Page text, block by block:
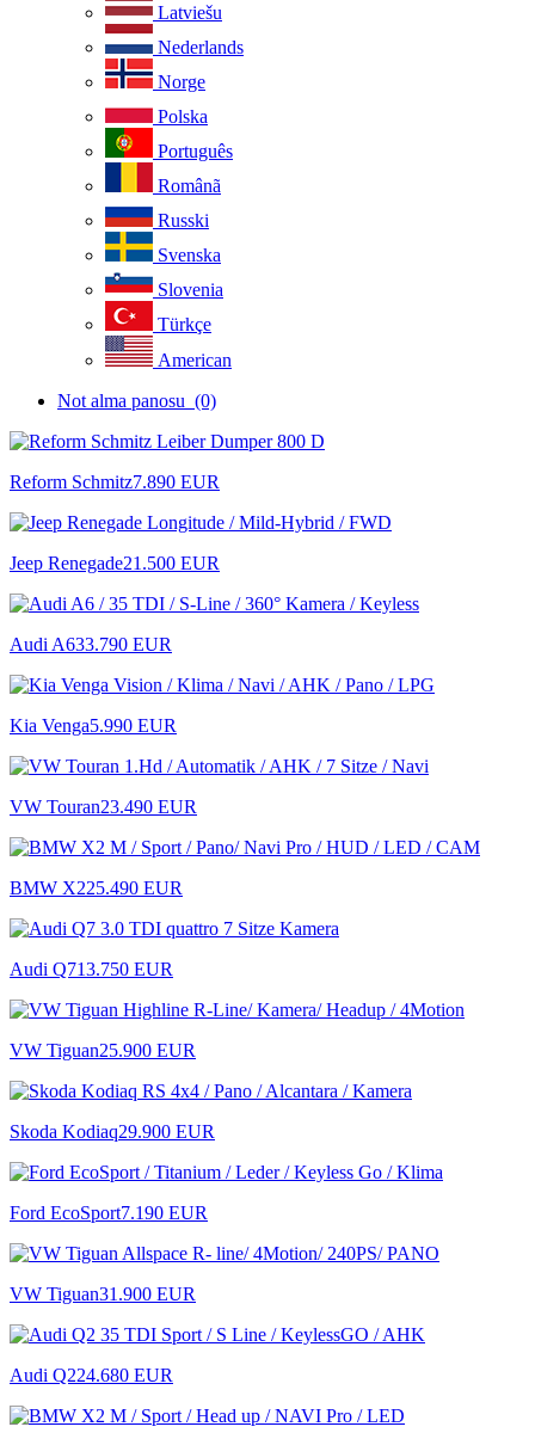
Latviešu
Nederlands
Norge
Polska
Português
Românã
Russki
Svenska
Slovenia
Türkçe
American
Not alma panosu (0)
Reform Schmitz7.890 EUR
Jeep Renegade21.500 EUR
Audi A633.790 EUR
Kia Venga5.990 EUR
VW Touran23.490 EUR
BMW X225.490 EUR
Audi Q713.750 EUR
VW Tiguan25.900 EUR
Skoda Kodiaq29.900 EUR
Ford EcoSport7.190 EUR
VW Tiguan31.900 EUR
Audi Q224.680 EUR